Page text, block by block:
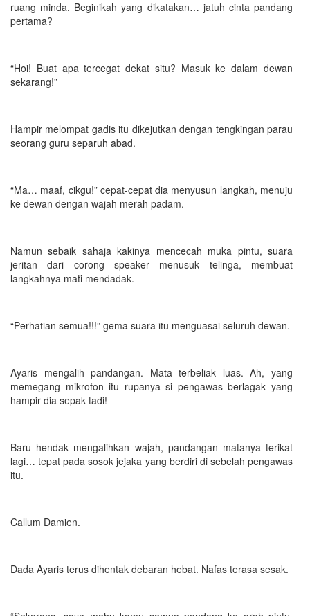
ruang minda. Beginikah yang dikatakan… jatuh cinta pandang
pertama?
“Hoi! Buat apa tercegat dekat situ? Masuk ke dalam dewan
sekarang!”
Hampir melompat gadis itu dikejutkan dengan tengkingan parau
seorang guru separuh abad.
“Ma… maaf, cikgu!” cepat-cepat dia menyusun langkah, menuju
ke dewan dengan wajah merah padam.
Namun sebaik sahaja kakinya mencecah muka pintu, suara
jeritan dari corong speaker menusuk telinga, membuat
langkahnya mati mendadak.
“Perhatian semua!!!” gema suara itu menguasai seluruh dewan.
Ayaris mengalih pandangan. Mata terbeliak luas. Ah, yang
memegang mikrofon itu rupanya si pengawas berlagak yang
hampir dia sepak tadi!
Baru hendak mengalihkan wajah, pandangan matanya terikat
lagi… tepat pada sosok jejaka yang berdiri di sebelah pengawas
itu.
Callum Damien.
Dada Ayaris terus dihentak debaran hebat. Nafas terasa sesak.